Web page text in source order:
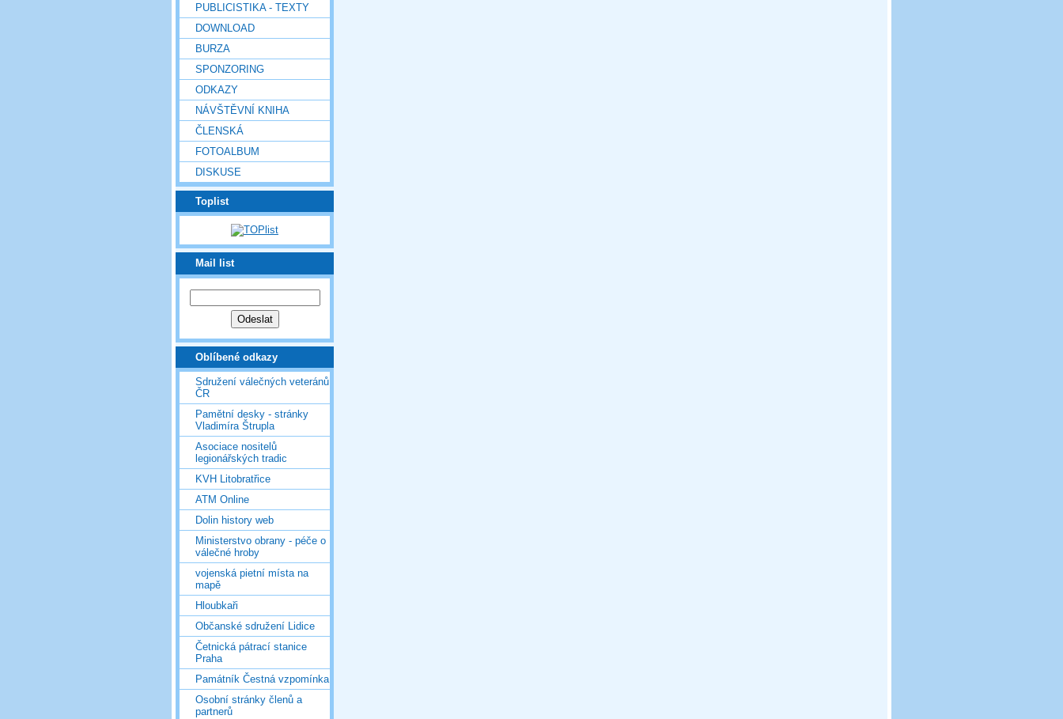
PUBLICISTIKA - TEXTY
DOWNLOAD
BURZA
SPONZORING
ODKAZY
NÁVŠTĚVNÍ KNIHA
ČLENSKÁ
FOTOALBUM
DISKUSE
Toplist
Mail list
Oblíbené odkazy
Sdružení válečných veteránů
ČR
Pamětní desky - stránky
Vladimíra Štrupla
Asociace nositelů
legionářských tradic
KVH Litobratřice
ATM Online
Dolin history web
Ministerstvo obrany - péče o
válečné hroby
vojenská pietní místa na
mapě
Hloubkaři
Občanské sdružení Lidice
Četnická pátrací stanice
Praha
Památník Čestná vzpomínka
Osobní stránky členů a
partnerů